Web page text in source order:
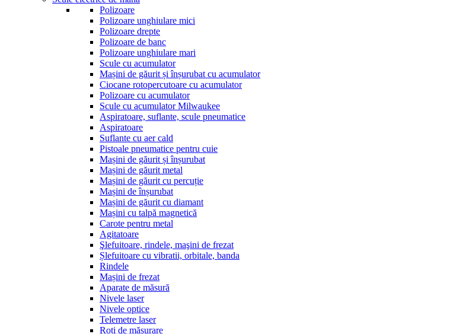
Polizoare
Polizoare unghiulare mici
Polizoare drepte
Polizoare de banc
Polizoare unghiulare mari
Scule cu acumulator
Mașini de găurit și înșurubat cu acumulator
Ciocane rotopercutoare cu acumulator
Polizoare cu acumulator
Scule cu acumulator Milwaukee
Aspiratoare, suflante, scule pneumatice
Aspiratoare
Suflante cu aer cald
Pistoale pneumatice pentru cuie
Mașini de găurit și înșurubat
Mașini de găurit metal
Mașini de găurit cu percuție
Mașini de înșurubat
Mașini de găurit cu diamant
Mașini cu talpă magnetică
Carote pentru metal
Agitatoare
Şlefuitoare, rindele, maşini de frezat
Șlefuitoare cu vibratii, orbitale, banda
Rindele
Mașini de frezat
Aparate de măsură
Nivele laser
Nivele optice
Telemetre laser
Roți de măsurare